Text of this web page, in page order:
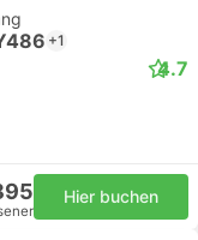
+1
4.7
Hier buchen